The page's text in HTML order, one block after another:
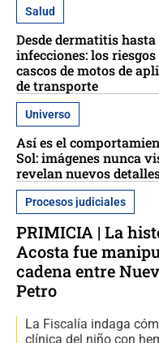
Salud
Desde dermatitis hasta
infecciones: los riesgos
cascos de motos de
de transporte
Universo
Así es el
Sol: imágenes nunca
revelan nuevos
Procesos judiciales
PRIMICIA | La
Acosta fue
cadena entre
Petro
La Fiscalía indaga
clínica del niño con